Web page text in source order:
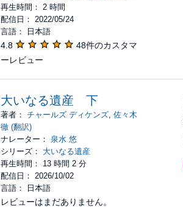
再生時間： 2 時間
配信日： 2022/05/24
言語： 日本語
4.8
48件のカスタマ
ーレビュー
大いなる遺産 下
著者：チャールズ ディケンズ,佐々木
徹 (翻訳)
ナレーター： 泉水 悠
シリーズ： 大いなる遺産
再生時間： 13 時間 2 分
配信日： 2026/10/02
言語： 日本語
レビューはまだありません。